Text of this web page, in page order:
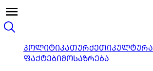
ᲞᲝᲚᲘᲢᲘᲙᲐᲗᲣᲠᲥᲔᲗᲘᲙᲣᲚᲢᲣᲠᲐ
ᲤᲐᲥᲢᲔᲑᲘᲛᲝᲡᲐᲖᲠᲔᲑᲐ